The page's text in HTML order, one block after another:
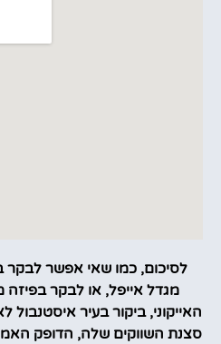
לסיכום, כמו שאי אפשר לבקר
מגדל אייפל, או לבקר
האייקוני, ביקור בעיר
סצנת השווקים שלה, הדופק